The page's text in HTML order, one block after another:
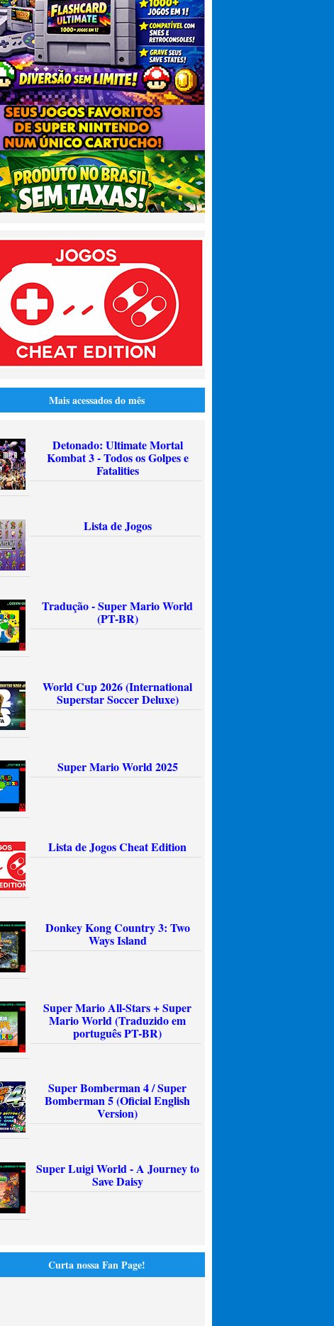
Mais acessados do mês
Detonado: Ultimate Mortal
Kombat 3 - Todos os Golpes e
Fatalities
Lista de Jogos
Tradução - Super Mario World
(PT-BR)
World Cup 2026 (International
Superstar Soccer Deluxe)
Super Mario World 2025
Lista de Jogos Cheat Edition
Donkey Kong Country 3: Two
Ways Island
Super Mario All-Stars + Super
Mario World (Traduzido em
português PT-BR)
Super Bomberman 4 / Super
Bomberman 5 (Oficial English
Version)
Super Luigi World - A Journey to
Save Daisy
Curta nossa Fan Page!